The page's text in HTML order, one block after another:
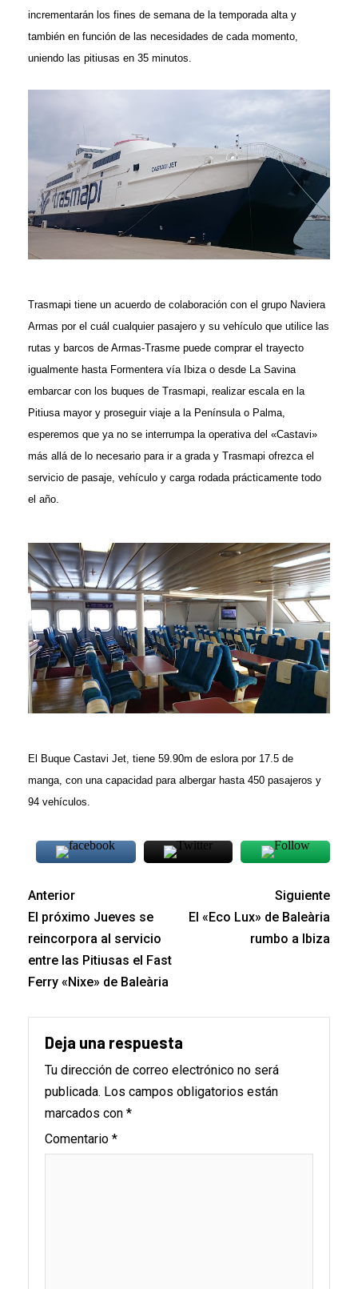
incrementarán los fines de semana de la temporada alta y
también en función de las necesidades de cada momento,
uniendo las pitiusas en 35 minutos.
Trasmapi tiene un acuerdo de colaboración con el grupo Naviera
Armas por el cuál cualquier pasajero y su vehículo que utilice las
rutas y barcos de Armas-Trasme puede comprar el trayecto
igualmente hasta Formentera vía Ibiza o desde La Savina
embarcar con los buques de Trasmapi, realizar escala en la
Pitiusa mayor y proseguir viaje a la Península o Palma,
esperemos que ya no se interrumpa la operativa del «Castavi»
más allá de lo necesario para ir a grada y Trasmapi ofrezca el
servicio de pasaje, vehículo y carga rodada prácticamente todo
el año.
El Buque Castavi Jet, tiene 59.90m de eslora por 17.5 de
manga, con una capacidad para albergar hasta 450 pasajeros y
94 vehículos.
Anterior
El próximo Jueves se
reincorpora al servicio
entre las Pitiusas el Fast
Ferry «Nixe» de Baleària
Siguiente
El «Eco Lux» de Baleària
rumbo a Ibiza
Deja una respuesta
Tu dirección de correo electrónico no será
publicada. Los campos obligatorios están
marcados con *
Comentario *